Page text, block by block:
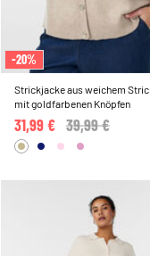
-20%
Strickjacke aus weichem
mit goldfarbenen Knöpfen
Price reduced
39,99 €
31,99 €